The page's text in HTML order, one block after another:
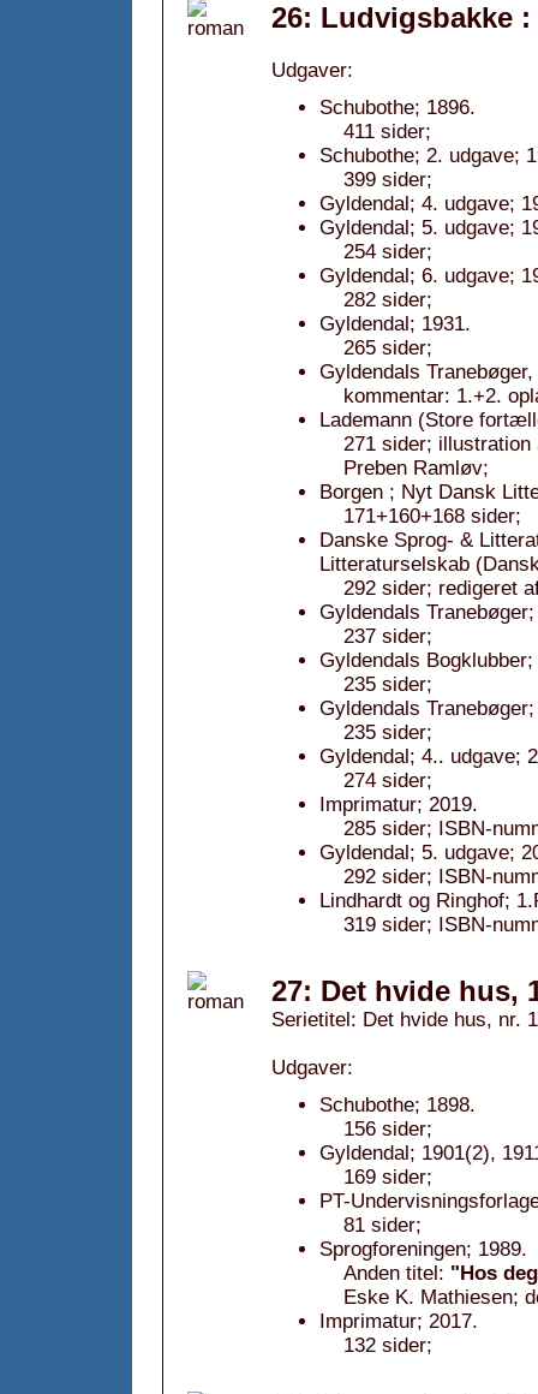
26: Ludvigsbakke :
Udgaver:
Schubothe; 1896.
411 sider;
Schubothe; 2. udgave;
399 sider;
Gyldendal; 4. udgave;
Gyldendal; 5. udgave;
254 sider;
Gyldendal; 6. udgave;
282 sider;
Gyldendal; 1931.
265 sider;
Gyldendals
kommentar: 1.+2.
Lademann (Store
271 sider;
Preben Ramløv;
Borgen ; Nyt Dansk
171+160+168 sider;
Danske Sprog- &
Litteraturselskab
292 sider; redigeret
Gyldendals
237 sider;
Gyldendals Bogklubber;
235 sider;
Gyldendals
235 sider;
Gyldendal; 4.. udgave;
274 sider;
Imprimatur; 2019.
285 sider; ISBN-
Gyldendal; 5. udgave;
292 sider; ISBN-
Lindhardt og Ringhof;
319 sider; ISBN-
27: Det hvide hus,
Serietitel: Det hvide hus, nr. 1
Udgaver:
Schubothe; 1898.
156 sider;
Gyldendal; 1901(2),
169 sider;
PT-
81 sider;
Sprogforeningen; 1989.
Anden titel: "Hos
Eske K. Mathiesen;
Imprimatur; 2017.
132 sider;